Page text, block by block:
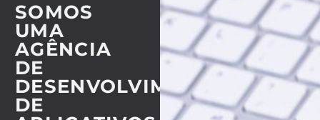
SOMOS
UMA
AGÊNCIA
DE
DESENVOLVIMENTO
DE